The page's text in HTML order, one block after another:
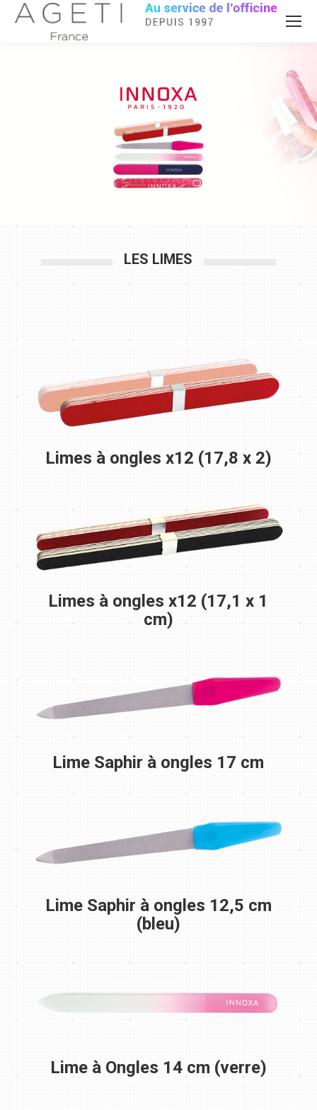
LES LIMES
Limes à ongles x12 (17,8 x 2)
Limes à ongles x12 (17,1 x 1
cm)
Lime Saphir à ongles 17 cm
Lime Saphir à ongles 12,5 cm
(bleu)
Lime à Ongles 14 cm (verre)